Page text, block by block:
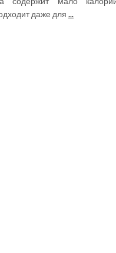
даже для ...